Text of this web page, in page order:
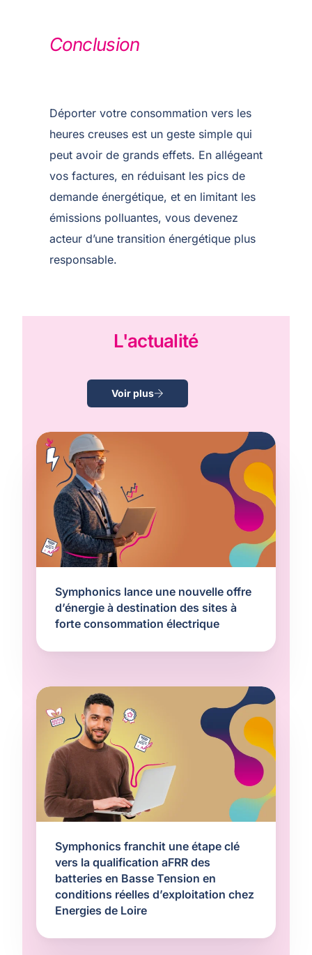
Conclusion
Déporter votre consommation vers les
heures creuses est un geste simple qui
peut avoir de grands effets. En allégeant
vos factures, en réduisant les pics de
demande énergétique, et en limitant les
émissions polluantes, vous devenez
acteur d’une transition énergétique plus
responsable.
L'actualité
Voir plus
Symphonics lance une nouvelle offre
d’énergie à destination des sites à
forte consommation électrique
Symphonics franchit une étape clé
vers la qualification aFRR des
batteries en Basse Tension en
conditions réelles d’exploitation chez
Energies de Loire